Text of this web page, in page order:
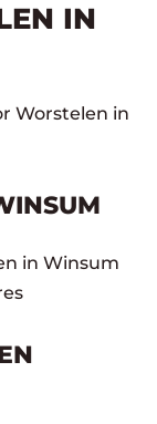
IN
Worstelen in
in Winsum